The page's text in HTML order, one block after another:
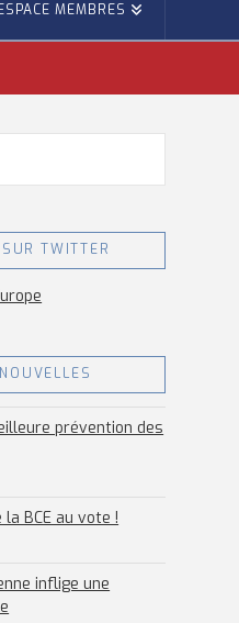
ACTUALITÉ DE L'UNION EUROPÉENNE
22, 2026
MEMBRES
TWITTER
prévention des
BCE au vote !
inflige une